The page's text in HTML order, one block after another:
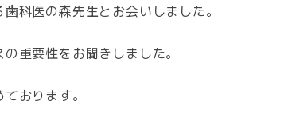
科医の森先生とお会いしました。
重要性をお聞きしました。
おります。